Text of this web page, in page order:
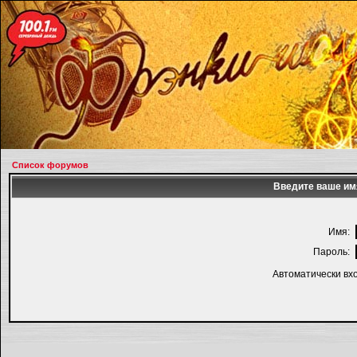
Список форумов
Введите ваше
Имя:
Пароль:
Автоматически